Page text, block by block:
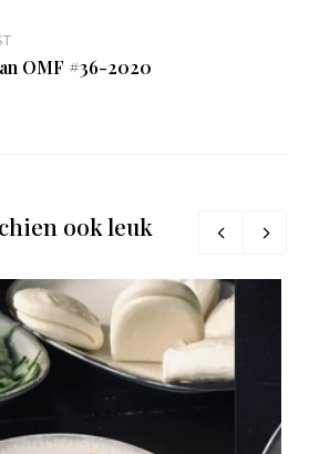
OMF #36-2020
ook leuk